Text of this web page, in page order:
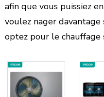
afin que vous puissiez
voulez nager davantage
optez pour le chauffage